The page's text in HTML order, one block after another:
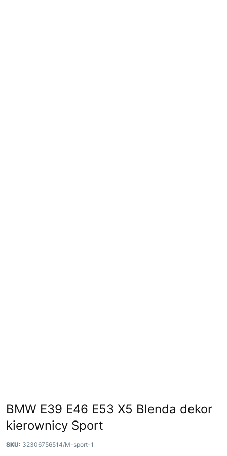
BMW E39 E46 E53 X5 Blenda dekor
kierownicy Sport
SKU: 32306756514/M-sport-1